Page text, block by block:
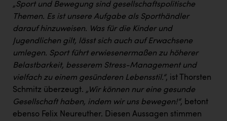
„Sport und Bewegung sind gesellschaftspolitische
Themen. Es ist unsere Aufgabe als Sporthändler
darauf hinzuweisen. Was für die Kinder und
Jugendlichen gilt, lässt sich auch auf Erwachsene
umlegen. Sport führt erwiesenermaßen zu höherer
Belastbarkeit, besserem Stress-Management und
vielfach zu einem gesünderen Lebensstil.“, ist Thorsten
Schmitz überzeugt. „Wir können nur eine gesunde
Gesellschaft haben, indem wir uns bewegen!“, betont
ebenso Felix Neureuther. Diesen Aussagen stimmen